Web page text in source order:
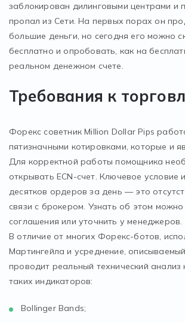
заблокирован дилинговыми центрами и
пропал из Сети. На первых порах он
большие деньги, но сегодня его можно
бесплатно и опробовать, как на
реальном денежном счете.
Требования к
Форекс советник Million Dollar Pips
пятизначными котировками, которые и
Для корректной работы помощника
открывать ECN-счет. Ключевое условие
десятков ордеров за день — это
связи с брокером. Узнать об этом можно
соглашения или уточнить у менеджеров.
В отличие от многих Форекс-ботов,
Мартингейла и усреднение,
проводит реальный технический анализ
таких индикаторов:
Bollinger Bands;